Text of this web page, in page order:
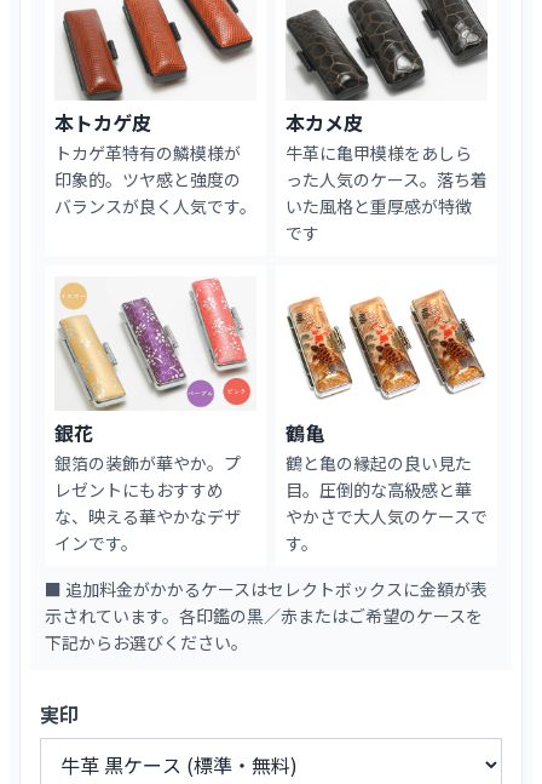
本トカゲ皮
トカゲ革特有の鱗模様が
印象的。ツヤ感と強度の
バランスが良く人気です。
本カメ皮
牛革に亀甲模様をあしら
った人気のケース。落ち着
いた風格と重厚感が特徴
です
銀花
銀箔の装飾が華やか。プ
レゼントにもおすすめ
な、映える華やかなデザ
インです。
鶴亀
鶴と亀の縁起の良い見た
目。圧倒的な高級感と華
やかさで大人気のケースで
す。
■ 追加料金がかかるケースはセレクトボックスに金額が表
示されています。各印鑑の黒／赤またはご希望のケースを
下記からお選びください。
実印